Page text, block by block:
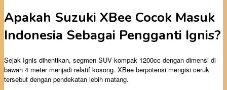
Apakah Suzuki XBee Cocok Masuk
Indonesia Sebagai Pengganti Ignis?
Sejak Ignis dihentikan, segmen SUV kompak 1200cc dengan dimensi di
bawah 4 meter menjadi relatif kosong. XBee berpotensi mengisi ceruk
tersebut dengan pendekatan lebih matang.